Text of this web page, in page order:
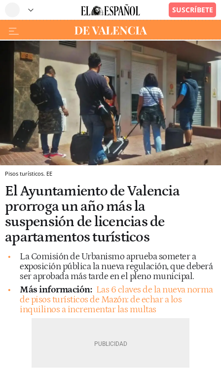
Pisos turísticos. EE
El Ayuntamiento de Valencia
prorroga un año más la
suspensión de licencias de
apartamentos turísticos
La Comisión de Urbanismo aprueba someter a
exposición pública la nueva regulación, que deberá
ser aprobada más tarde en el pleno municipal.
Más información: Las 6 claves de la nueva norma
de pisos turísticos de Mazón: de echar a los
inquilinos a incrementar las multas